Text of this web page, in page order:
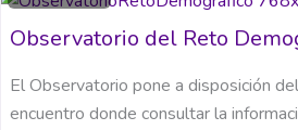
Observatorio del Reto
El Observatorio pone a disposición
encuentro donde consultar la